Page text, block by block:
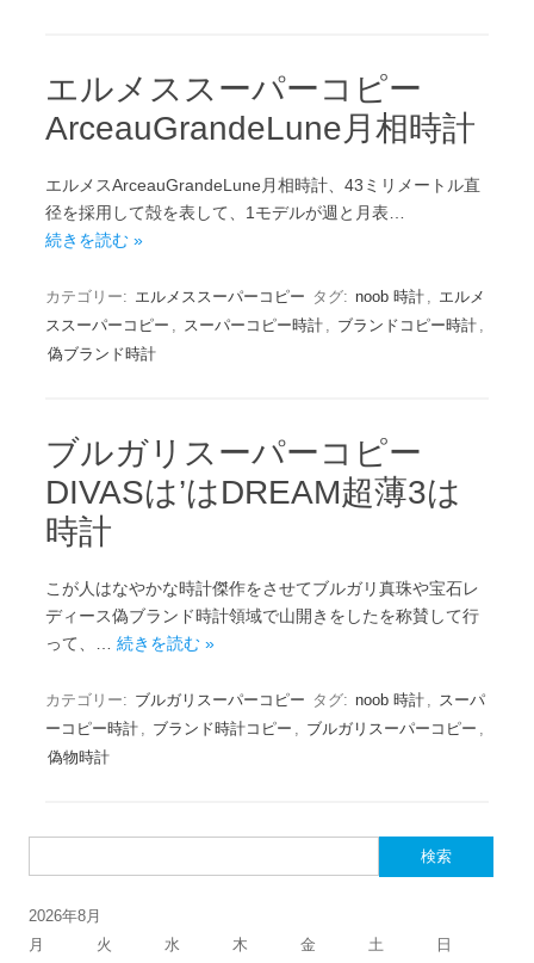
エルメススーパーコピー
ArceauGrandeLune月相時計
エルメスArceauGrandeLune月相時計、43ミリメートル直
径を採用して殻を表して、1モデルが週と月表…
続きを読む »
カテゴリー: エルメススーパーコピー タグ: noob 時計 , エルメ
ススーパーコピー , スーパーコピー時計 , ブランドコピー時計 ,
偽ブランド時計
ブルガリスーパーコピー
DIVASは’はDREAM超薄3は
時計
こが人はなやかな時計傑作をさせてブルガリ真珠や宝石レ
ディース偽ブランド時計領域で山開きをしたを称賛して行
って、… 続きを読む »
カテゴリー: ブルガリスーパーコピー タグ: noob 時計 , スーパ
ーコピー時計 , ブランド時計コピー , ブルガリスーパーコピー ,
偽物時計
2026年8月
月
火 水 木 金 土 日